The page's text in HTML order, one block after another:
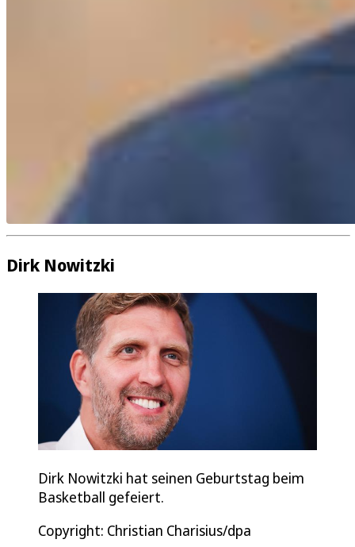
Dirk Nowitzki
Dirk Nowitzki hat seinen Geburtstag beim
Basketball gefeiert.
Copyright: Christian Charisius/dpa